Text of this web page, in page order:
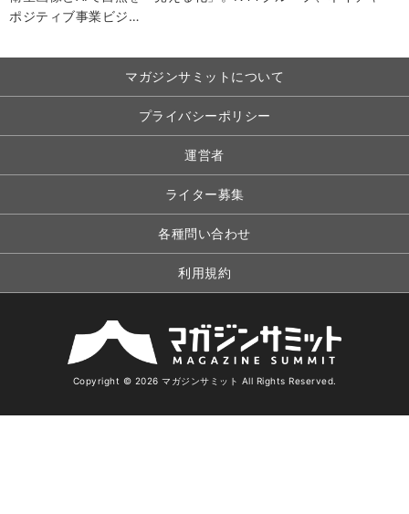
ポジティブ事業ビジ…
マガジンサミットについて
プライバシーポリシー
運営者
ライター募集
各種問い合わせ
利用規約
Copyright © 2026 マガジンサミット All Rights Reserved.